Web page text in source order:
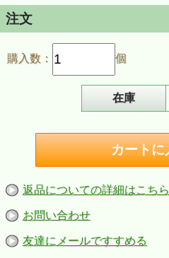
注文
購入数： 個
在庫
返品についての詳細はこちら
お問い合わせ
友達にメールですすめる